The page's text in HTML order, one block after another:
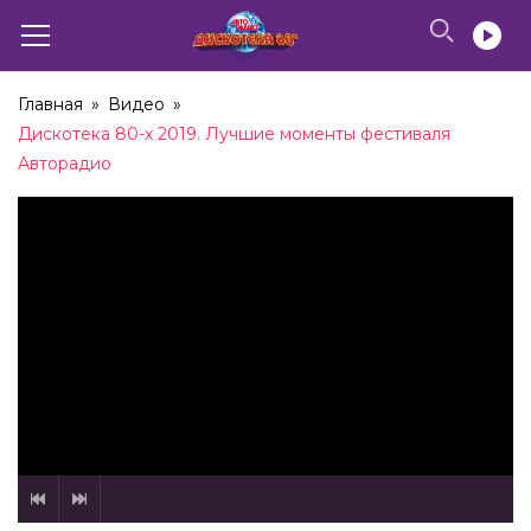
Главная » Видео »
Дискотека 80-х 2019. Лучшие моменты фестиваля
Авторадио
02:54